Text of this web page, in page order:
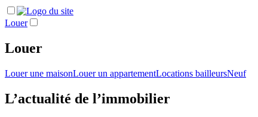
Louer
Louer
Louer une maisonLouer un appartementLocations bailleursNeuf
L’actualité de l’immobilier